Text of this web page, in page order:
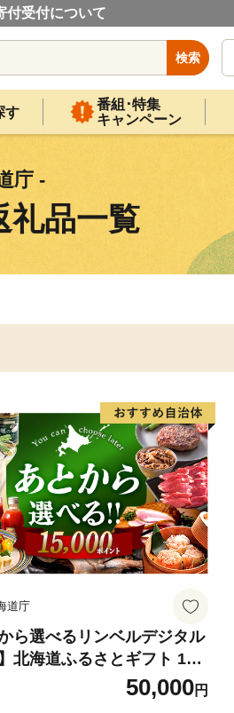
付受付について
検索
す
番組･特集
キャンペーン
庁 -
礼品一覧
道庁
から選べるリンベルデジタル
北海道ふるさとギフト 15,
北海道 デジタルギフト カ
ギフト ギフト券 ギフトリス
50,000円